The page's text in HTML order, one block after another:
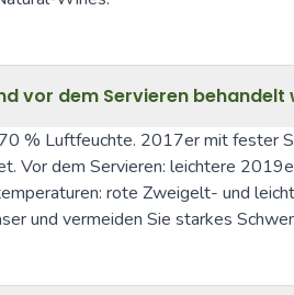
vor dem Servieren behandelt
% Luftfeuchte. 2017er mit fester
Vor dem Servieren: leichtere
rote Zweigelt- und
und vermeiden Sie starkes